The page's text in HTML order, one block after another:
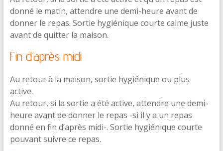
donné le matin, attendre une demi-heure avant de
donner le repas. Sortie hygiénique courte calme juste
avant de quitter la maison.
Fin d’après midi
Au retour à la maison, sortie hygiénique ou plus
active.
Au retour, si la sortie a été active, attendre une demi-
heure avant de donner le repas -si il y a un repas
donné en fin d’après midi-. Sortie hygiénique courte
pouvant suivre ce repas.